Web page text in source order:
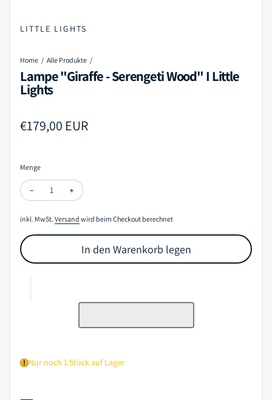
LITTLE LIGHTS
Home Alle Produkte
Lampe "Giraffe - Serengeti Wood" I Little
Lights
Regulärer Preis
€179,00 EUR
Menge
Menge verringern für Lampe "Giraffe - Serengeti Wood" I Little
Menge erhöhen für Lampe "Giraffe - Serengeti Wood" I
inkl. MwSt. Versand wird beim Checkout berechnet
In den Warenkorb legen
Nur noch 1 Stück auf Lager